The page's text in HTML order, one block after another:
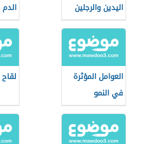
اليدين والرجلين
الدم
العوامل المؤثرة
في النمو
لقاح